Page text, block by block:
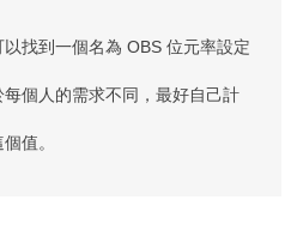
找到一個名為 OBS 位元率設定
個人的需求不同，最好自己計
值。